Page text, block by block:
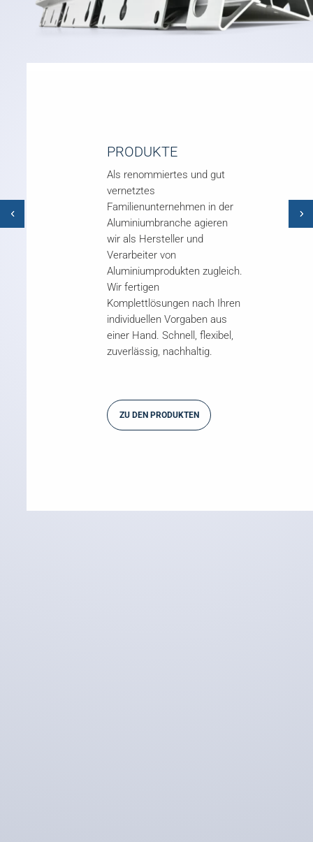
PRODUKTE
Als renommiertes und gut
vernetztes
Familienunternehmen in der
Aluminiumbranche agieren
wir als Hersteller und
Verarbeiter von
Aluminiumprodukten zugleich.
Wir fertigen
Komplettlösungen nach Ihren
individuellen Vorgaben aus
einer Hand. Schnell, flexibel,
zuverlässig, nachhaltig.
ZU DEN PRODUKTEN